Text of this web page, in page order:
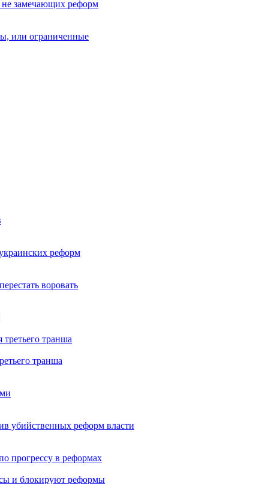
не замечающих реформ
или ограниченные
реформ
воровать
транша
убийственных реформ власти
прогрессу в реформах